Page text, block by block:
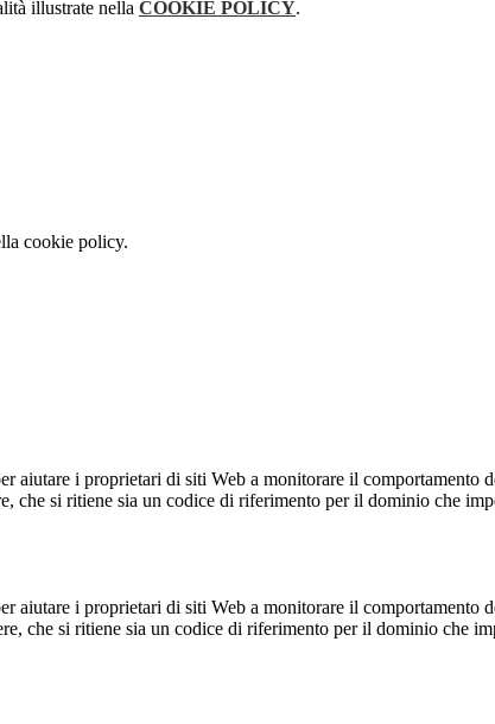
illustrate nella COOKIE POLICY.
cookie policy.
aiutare i proprietari di siti Web a monitorare il comportamento
che si ritiene sia un codice di riferimento per il dominio che
aiutare i proprietari di siti Web a monitorare il comportamento
che si ritiene sia un codice di riferimento per il dominio che